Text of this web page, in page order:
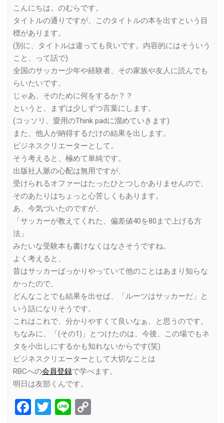
こんにちは。のむらです。
タイトルの通りですが、このタイトルの本を出すという目
標があります。
(別に、タイトルは違っても良いです。内容的にはそういう
こと、って話で)
全国のサッカー少年や経験者、その家族や友人に読んでも
らいたいです。
じゃあ、そのために何をするか？？
というと、まずは少しずつ言葉にします。
(コッソリ、愛用のThink padに溜めていきます)
また、他人が納得するだけの結果を出します。
ビジネスクリエーターとして。
そう考えると、極めて単純です。
出版社人脈の心配は無用ですが、
受けられるオファーはたったひとつしかありませんので、
そのあたりはちょっと心苦しくもあります。
あ、今気づいたのですが、
「サッカーが教えてくれた、偏差値40を80まで上げる方
法」
みたいな受験本も書けなくはなさそうですね。
よく考えると、
昔はサッカーばっかりやっていて他のことはあまり知らな
かったので、
どんなことでも結果を出せば、「ルーツはサッカーだ」と
いう話になりそうです。
これはこれで、分かりやすくて良いなぁ、と思うのです。
ちなみに、「(その1)」とつけたのは、今後、この場でもネ
タを小出しにするかも知れないからです(笑)
ビジネスクリエーターとして大切なことは
RBCへの会員登録で学べます。
明日は友部くんです。
Facebook
Twitter
Line